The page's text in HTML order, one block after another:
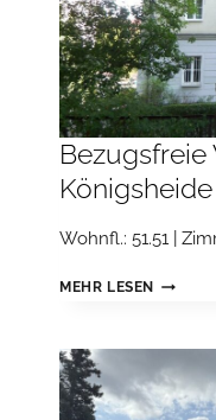
UNWEIT
DER
HAVEL
Bezugsfreie
Königsheide
Wohnfl.: 51.51 |
MEHR LESEN
DER